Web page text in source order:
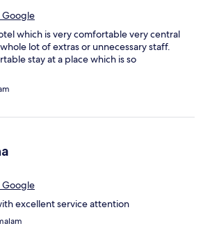
Google
which is very comfortable very central
lot of extras or unnecessary staff.
stay at a place which is so
Google
excellent service attention